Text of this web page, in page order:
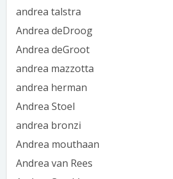
andrea talstra
Andrea deDroog
Andrea deGroot
andrea mazzotta
andrea herman
Andrea Stoel
andrea bronzi
Andrea mouthaan
Andrea van Rees